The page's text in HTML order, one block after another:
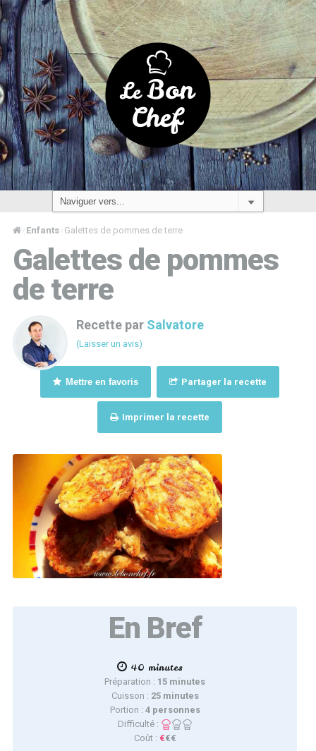
/ Enfants / Galettes de pommes de terre
Galettes de pommes
de terre
Recette par Salvatore
(Laisser un avis)
Mettre en favoris Partager la recette
Imprimer la recette
En Bref
40 minutes
Préparation : 15 minutes
Cuisson : 25 minutes
Portion : 4 personnes
Difficulté :
Coût : €€€